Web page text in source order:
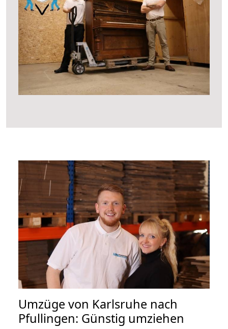
Umzüge von Karlsruhe nach
Pfullingen: Günstig umziehen